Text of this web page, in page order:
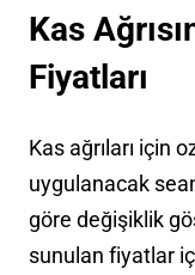
Kas
Fiyatları
Kas ağrıları için
uygulanacak
göre değişiklik
sunulan fiyatlar